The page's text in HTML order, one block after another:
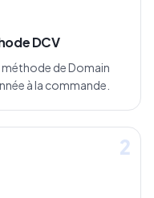
DCV
méthode de Domain
à la commande.
2